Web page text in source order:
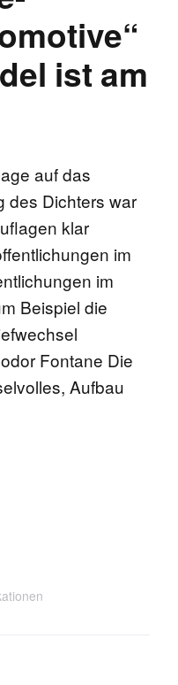
ist am
auf das
des Dichters war
klar
im
im
Beispiel die
Fontane Die
Aufbau